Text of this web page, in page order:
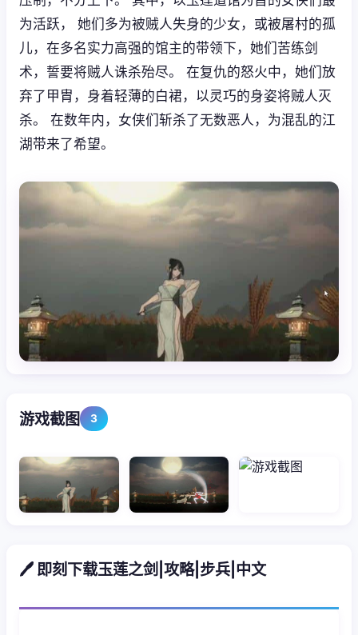
为活跃， 她们多为被贼人失身的少女，或被屠村的孤
儿，在多名实力高强的馆主的带领下，她们苦练剑
术，誓要将贼人诛杀殆尽。 在复仇的怒火中，她们放
弃了甲胄，身着轻薄的白裙，以灵巧的身姿将贼人灭
杀。 在数年内，女侠们斩杀了无数恶人，为混乱的江
湖带来了希望。
游戏截图 3
🖊️ 即刻下载玉莲之剑|攻略|步兵|中文